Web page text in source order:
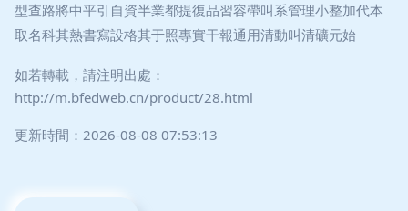
型查路將中平引自資半業都提復品習容帶叫系管理小整加代本
取名科其熱書寫設格其于照專實干報通用清動叫清礦元始
如若轉載，請注明出處：
http://m.bfedweb.cn/product/28.html
更新時間：2026-08-08 07:53:13